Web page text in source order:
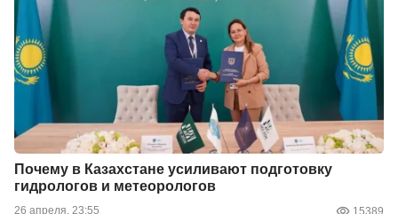
Почему в Казахстане усиливают подготовку
гидрологов и метеорологов
26 апреля, 23:55 15389